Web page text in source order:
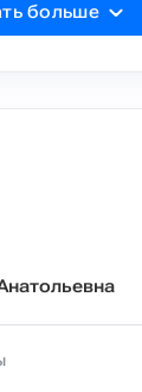
больше